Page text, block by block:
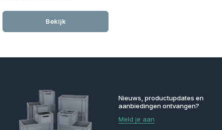
Bekijk
Nieuws, productupdates en
aanbiedingen ontvangen?
Meld je aan